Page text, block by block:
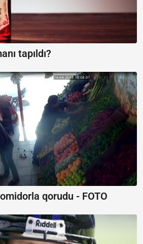
tapıldı?
qorudu - FOTO